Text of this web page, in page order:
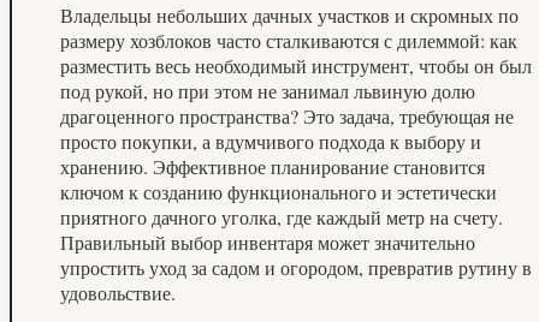
Владельцы небольших дачных участков и скромных по
размеру хозблоков часто сталкиваются с дилеммой: как
разместить весь необходимый инструмент, чтобы он был
под рукой, но при этом не занимал львиную долю
драгоценного пространства? Это задача, требующая не
просто покупки, а вдумчивого подхода к выбору и
хранению. Эффективное планирование становится
ключом к созданию функционального и эстетически
приятного дачного уголка, где каждый метр на счету.
Правильный выбор инвентаря может значительно
упростить уход за садом и огородом, превратив рутину в
удовольствие.